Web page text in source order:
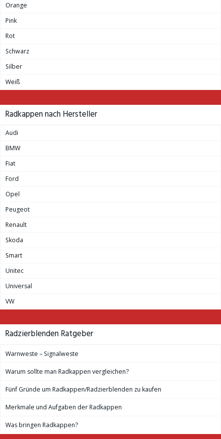
Orange
Pink
Rot
Schwarz
Silber
Weiß
Radkappen nach Hersteller
Audi
BMW
Fiat
Ford
Opel
Peugeot
Renault
Skoda
Smart
Unitec
Universal
VW
Radzierblenden Ratgeber
Warnweste – Signalweste
Warum sollte man Radkappen vergleichen?
Fünf Gründe um Radkappen/Radzierblenden zu kaufen
Merkmale und Aufgaben der Radkappen
Was bringen Radkappen?